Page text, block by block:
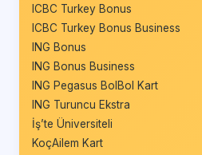
ICBC Turkey Bonus
ICBC Turkey Bonus Business
ING Bonus
ING Bonus Business
ING Pegasus BolBol Kart
ING Turuncu Ekstra
İş’te Üniversiteli
KoçAilem Kart